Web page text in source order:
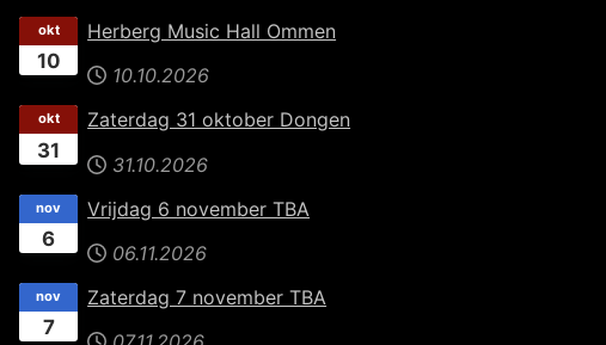
10
okt
Herberg Music Hall Ommen
10.10.2026
31
okt
Zaterdag 31 oktober Dongen
31.10.2026
6
nov
Vrijdag 6 november TBA
06.11.2026
7
nov
Zaterdag 7 november TBA